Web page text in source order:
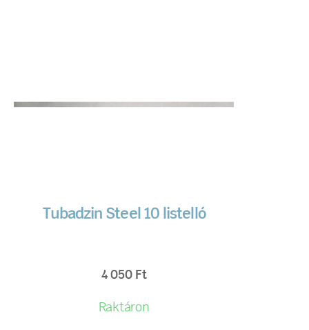
Tubadzin Steel 10 listelló
4 050 Ft
Raktáron